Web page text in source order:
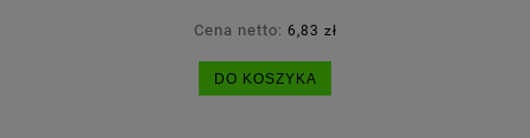
Cena netto: 6,83 zł
DO KOSZYKA